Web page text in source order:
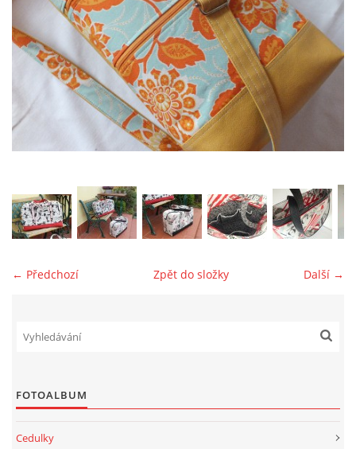
jk-laguna@seznam.cz
← Předchozí Další →
Zpět do složky
FOTOALBUM
Cedulky